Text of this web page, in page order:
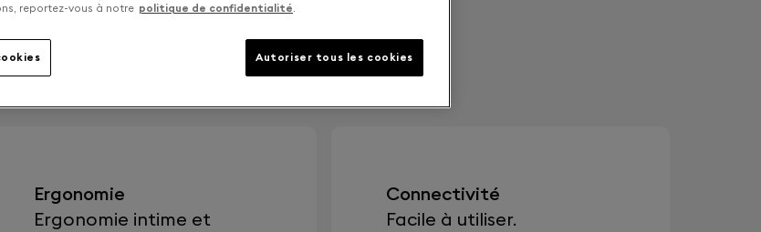
Ergonomie
Ergonomie intime et
Connectivité
Facile à utiliser.
reportez-vous à notre politique de confidentialité.
Autoriser tous les cookies